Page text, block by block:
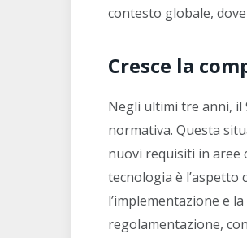
contesto globale,
Cresce la
Negli ultimi tre anni, il
normativa. Questa
nuovi requisiti in aree
tecnologia è
l’implementazione e
regolamentazione,